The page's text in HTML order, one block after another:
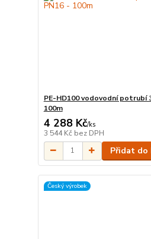
PE-HD100 vodovodní potrubí
100m
4 288 Kč/ks
3 544 Kč bez DPH
Přidat do
Český výrobek